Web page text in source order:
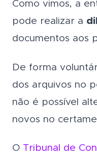
Como vimos, a
pode realizar a
documentos aos
De forma
dos arquivos no
não é possível
novos no
O Tribunal de